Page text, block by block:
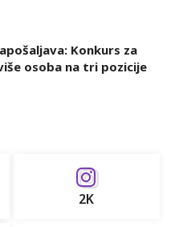
Konkurs za
osoba na tri pozicije
2K